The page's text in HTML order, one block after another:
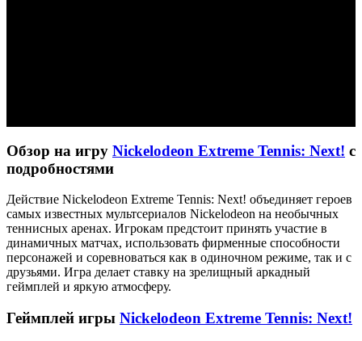
Обзор на игру Nickelodeon Extreme Tennis: Next! с
подробностями
Действие Nickelodeon Extreme Tennis: Next! объединяет героев
самых известных мультсериалов Nickelodeon на необычных
теннисных аренах. Игрокам предстоит принять участие в
динамичных матчах, использовать фирменные способности
персонажей и соревноваться как в одиночном режиме, так и с
друзьями. Игра делает ставку на зрелищный аркадный
геймплей и яркую атмосферу.
Геймплей игры Nickelodeon Extreme Tennis: Next!